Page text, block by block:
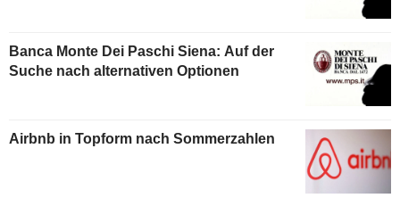
Banca Monte Dei Paschi Siena: Auf der
Suche nach alternativen Optionen
Airbnb in Topform nach Sommerzahlen